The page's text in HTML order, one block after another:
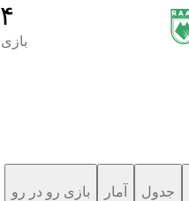
۴ - ۱
جدول آمار بازی رو در رو